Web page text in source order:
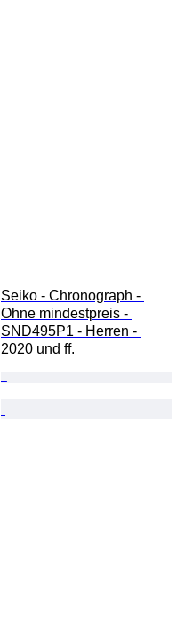
Seiko - Chronograph -
Ohne mindestpreis -
SND495P1 - Herren -
2020 und ff.